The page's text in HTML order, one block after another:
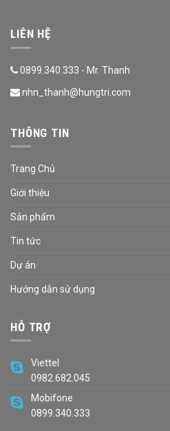
LIÊN HỆ
0899.340.333 - Mr. Thanh
nhn_thanh@hungtri.com
THÔNG TIN
Trang Chủ
Giới thiệu
Sản phẩm
Tin tức
Dự án
Hướng dẫn sử dụng
HỖ TRỢ
Viettel
0982.682.045
Mobifone
0899.340.333